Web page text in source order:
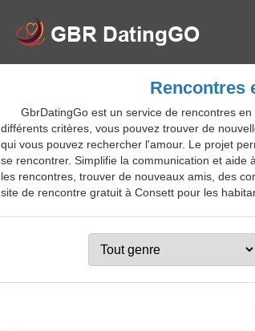
Rencontres
GbrDatingGo est un service de rencontres
différents critères, vous pouvez trouver de
qui vous pouvez rechercher l'amour. Le projet
se rencontrer. Simplifie la communication et
les rencontres, trouver de nouveaux amis, des
site de rencontre gratuit à Consett pour les